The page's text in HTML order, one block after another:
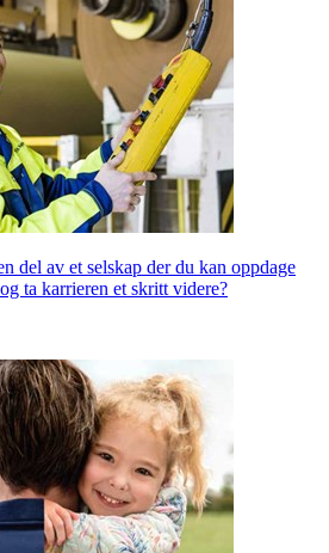
del av et selskap der du kan oppdage
ta karrieren et skritt videre?